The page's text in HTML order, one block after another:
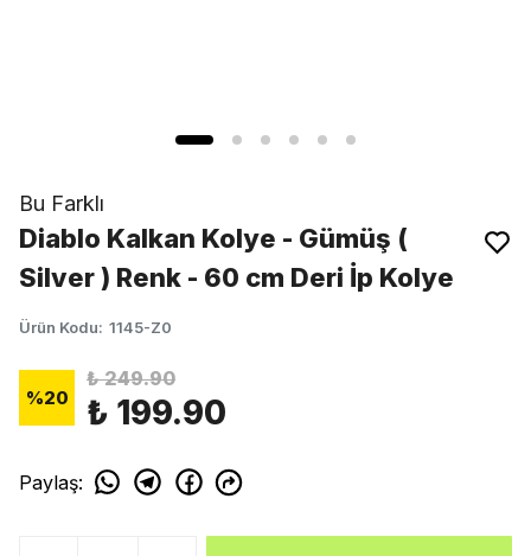
Bu Farklı
Diablo Kalkan Kolye - Gümüş (
Silver ) Renk - 60 cm Deri İp Kolye
Ürün Kodu: 1145-Z0
%20
₺ 249.90
₺ 199.90
Paylaş: